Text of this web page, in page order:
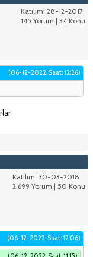
Katılım: 28-12-2017
145 Yorum | 34 Konu
(06-12-2022, Saat: 12:26)
Katılım: 30-03-2018
2,699 Yorum | 50 Konu
(06-12-2022, Saat: 12:06)